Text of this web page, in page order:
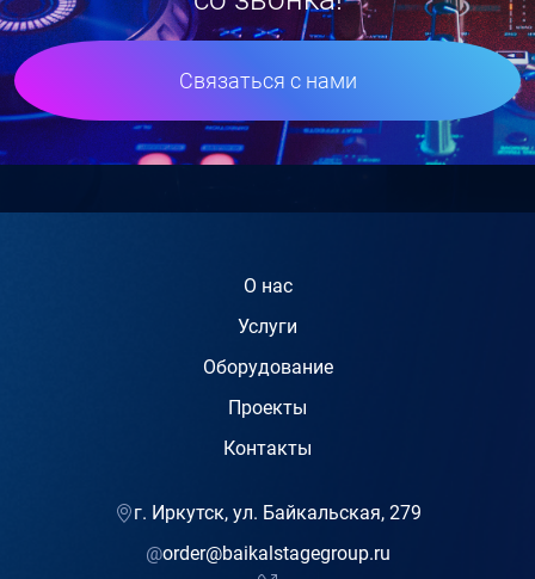
Связаться с нами
О нас
Услуги
Оборудование
Проекты
Контакты
г. Иркутск, ул. Байкальская, 279
@order@baikalstagegroup.ru